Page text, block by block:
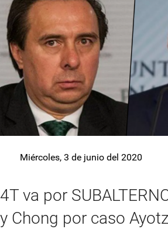
Miércoles, 3 de junio del 2020
4T va por
y Chong por caso